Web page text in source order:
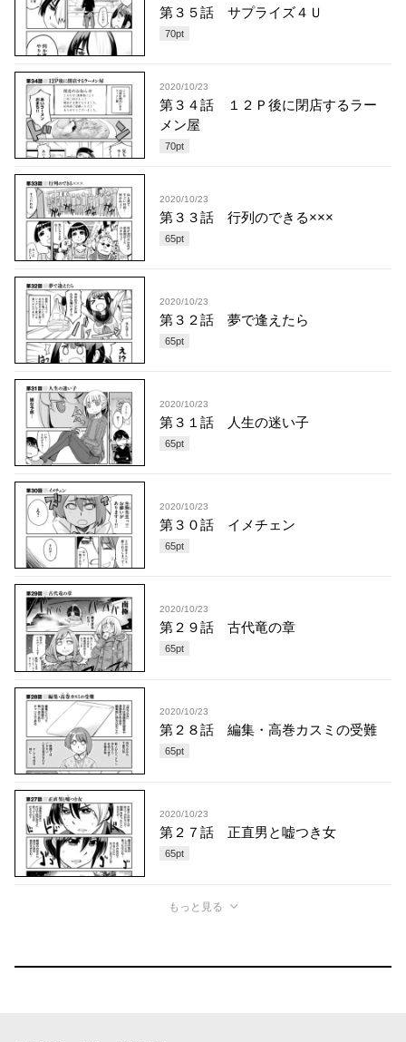
第３５話 サプライズ４Ｕ
70pt
2020/10/23
第３４話 １２Ｐ後に閉店するラー
メン屋
70pt
2020/10/23
第３３話 行列のできる×××
65pt
2020/10/23
第３２話 夢で逢えたら
65pt
2020/10/23
第３１話 人生の迷い子
65pt
2020/10/23
第３０話 イメチェン
65pt
2020/10/23
第２９話 古代竜の章
65pt
2020/10/23
第２８話 編集・高巻カスミの受難
65pt
2020/10/23
第２７話 正直男と嘘つき女
65pt
もっと見る